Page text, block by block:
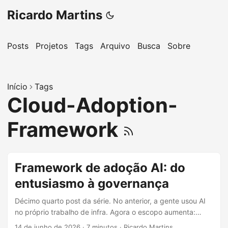
Ricardo Martins
Posts Projetos Tags Arquivo Busca Sobre
Início Tags
Cloud-Adoption-
Framework
Framework de adoção AI: do
entusiasmo à governança
Décimo quarto post da série. No anterior, a gente usou AI
no próprio trabalho de infra. Agora o escopo aumenta:
como levar uma organização inteira do “vamos usar AI” pra